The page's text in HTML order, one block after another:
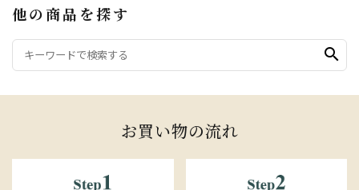
他の商品を探す
search
お買い物の流れ